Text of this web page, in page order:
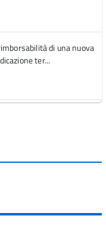
di una nuova
ter...